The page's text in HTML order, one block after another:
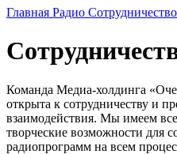
Главная Радио Сотрудничество
Команда Медиа-холдинга
открыта к сотрудничеству и
взаимодействия. Мы имеем
творческие возможности для
радиопрограмм на всем